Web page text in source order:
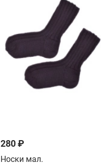
280 ₽
Носки мал.